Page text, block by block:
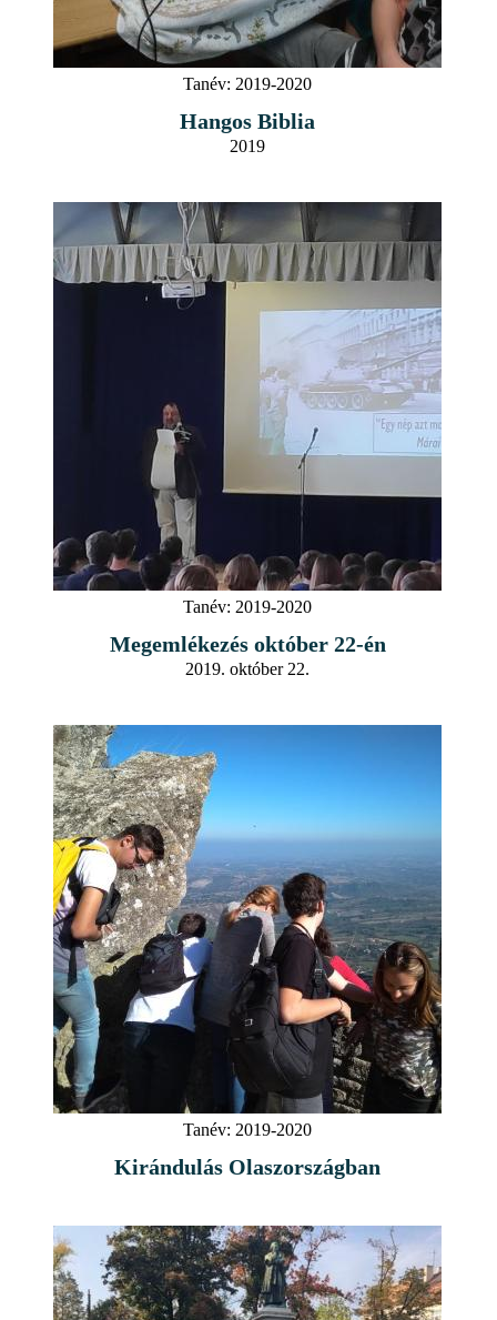
Tanév: 2019-2020
Hangos Biblia
2019
Tanév: 2019-2020
Megemlékezés október 22-én
2019. október 22.
Tanév: 2019-2020
Kirándulás Olaszországban